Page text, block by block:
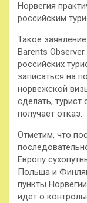
Норвегия
российским
Такое
Barents
российских
записаться на
норвежской
сделать,
получает отказ.
Отметим, что
Европу
Польша и
пункты
идет о